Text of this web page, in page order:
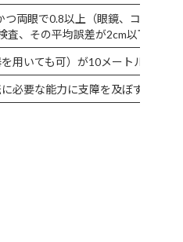
つ両眼で0.8以上（眼鏡、コンタク
、その平均誤差が2cm以下
用いても可）が10メートルの距
必要な能力に支障を及ぼすおそれ